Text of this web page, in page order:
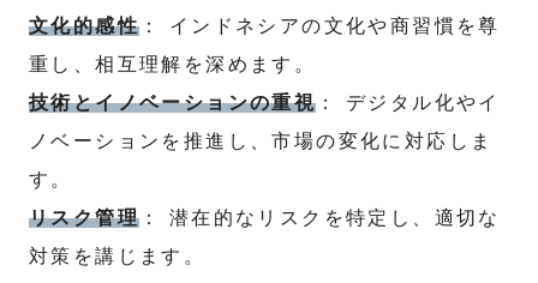
文化的感性 ： インドネシアの文化や商習慣を尊
重し、相互理解を深めます。
技術とイノベーションの重視 ： デジタル化やイ
ノベーションを推進し、市場の変化に対応しま
す。
リスク管理 ： 潜在的なリスクを特定し、適切な
対策を講じます。